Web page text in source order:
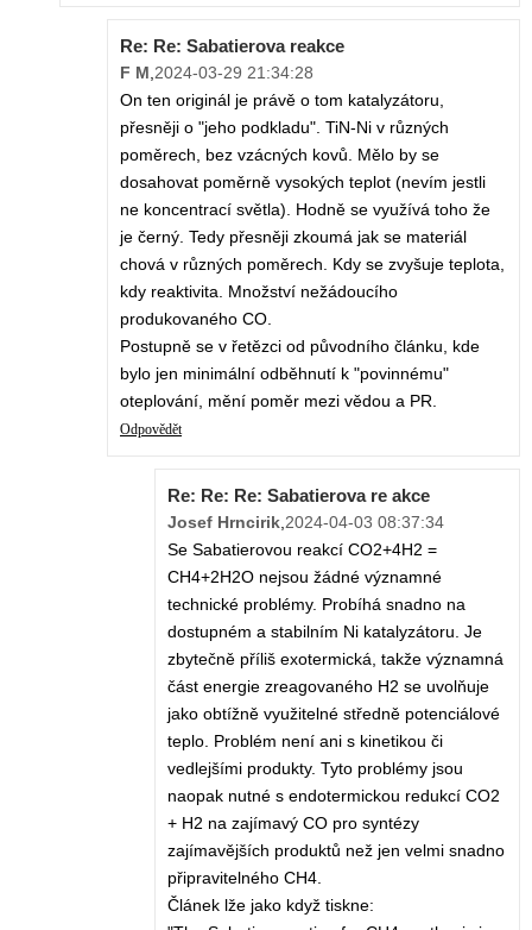
Re: Re: Sabatierova reakce
F M,2024-03-29 21:34:28
On ten originál je právě o tom katalyzátoru,
přesněji o "jeho podkladu". TiN-Ni v různých
poměrech, bez vzácných kovů. Mělo by se
dosahovat poměrně vysokých teplot (nevím jestli
ne koncentrací světla). Hodně se využívá toho že
je černý. Tedy přesněji zkoumá jak se materiál
chová v různých poměrech. Kdy se zvyšuje teplota,
kdy reaktivita. Množství nežádoucího
produkovaného CO.
Postupně se v řetězci od původního článku, kde
bylo jen minimální odběhnutí k "povinnému"
oteplování, mění poměr mezi vědou a PR.
Odpovědět
Re: Re: Re: Sabatierova re akce
Josef Hrncirik,2024-04-03 08:37:34
Se Sabatierovou reakcí CO2+4H2 =
CH4+2H2O nejsou žádné významné
technické problémy. Probíhá snadno na
dostupném a stabilním Ni katalyzátoru. Je
zbytečně příliš exotermická, takže významná
část energie zreagovaného H2 se uvolňuje
jako obtížně využitelné středně potenciálové
teplo. Problém není ani s kinetikou či
vedlejšími produkty. Tyto problémy jsou
naopak nutné s endotermickou redukcí CO2
+ H2 na zajímavý CO pro syntézy
zajímavějších produktů než jen velmi snadno
připravitelného CH4.
Článek lže jako když tiskne: